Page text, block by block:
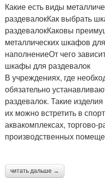
Какие есть виды
раздевалокКак выбрать
раздевалокКаковы
металлических шкафов
наполнениеОт чего
шкафы для раздевалок
В учреждениях, где
обязательно
раздевалок. Такие
их можно встретить в
аквакомплексах, торгово-
производственных
читать дальше →